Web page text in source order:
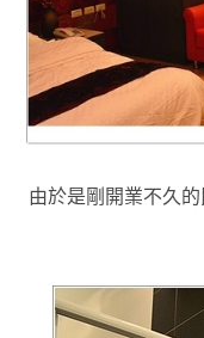
由於是剛開業不久